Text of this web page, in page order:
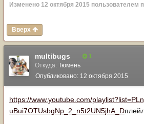
Изменено 12 октября 2015 пользователем
Вверх
multibugs 1
Откуда: Тюмень
Опубликовано: 12 октября 2015
https://www.youtube.com/
uBui7OTUsbgNp_2_n5t2UN5jhA_D